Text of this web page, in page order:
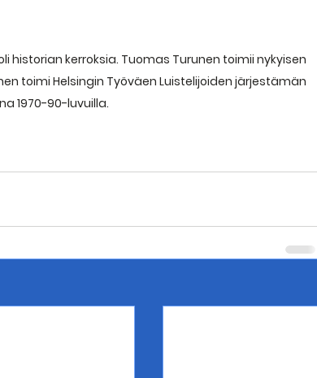
historian kerroksia. Tuomas Turunen toimii nykyisen
toimi Helsingin Työväen Luistelijoiden järjestämän
1970-90-luvuilla.